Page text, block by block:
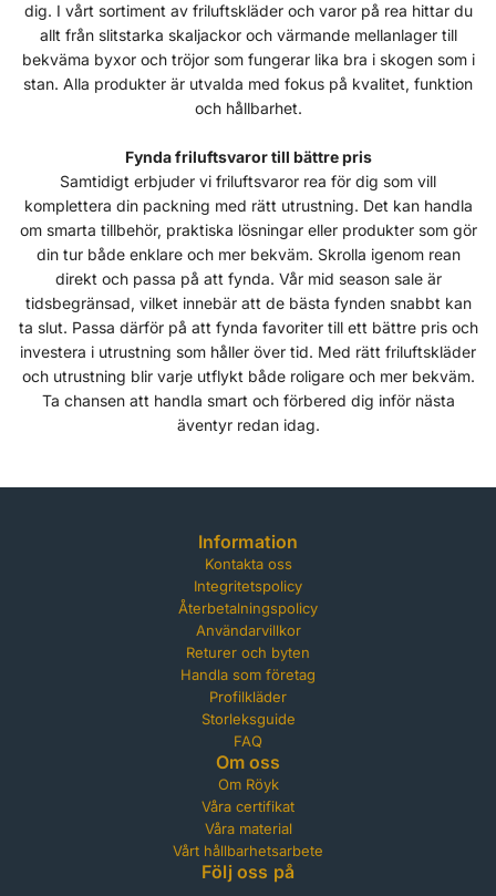
dig. I vårt sortiment av friluftskläder och varor på rea hittar du
allt från slitstarka skaljackor och värmande mellanlager till
bekväma byxor och tröjor som fungerar lika bra i skogen som i
stan. Alla produkter är utvalda med fokus på kvalitet, funktion
och hållbarhet.
Fynda friluftsvaror till bättre pris
Samtidigt erbjuder vi friluftsvaror rea för dig som vill
komplettera din packning med rätt utrustning. Det kan handla
om smarta tillbehör, praktiska lösningar eller produkter som gör
din tur både enklare och mer bekväm. Skrolla igenom rean
direkt och passa på att fynda. Vår mid season sale är
tidsbegränsad, vilket innebär att de bästa fynden snabbt kan
ta slut. Passa därför på att fynda favoriter till ett bättre pris och
investera i utrustning som håller över tid. Med rätt friluftskläder
och utrustning blir varje utflykt både roligare och mer bekväm.
Ta chansen att handla smart och förbered dig inför nästa
äventyr redan idag.
Information
Kontakta oss
Integritetspolicy
Återbetalningspolicy
Användarvillkor
Returer och byten
Handla som företag
Profilkläder
Storleksguide
FAQ
Om oss
Om Röyk
Våra certifikat
Våra material
Vårt hållbarhetsarbete
Följ oss på